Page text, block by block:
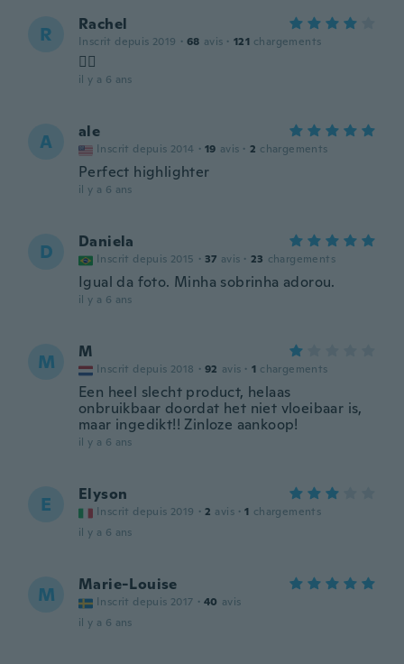
R Rachel
Inscrit depuis 2019 · 68 avis · 121 chargements
👍🏻
il y a 6 ans
A ale
Inscrit depuis 2014 · 19 avis · 2 chargements
Perfect highlighter
il y a 6 ans
D Daniela
Inscrit depuis 2015 · 37 avis · 23 chargements
Igual da foto. Minha sobrinha adorou.
il y a 6 ans
M M
Inscrit depuis 2018 · 92 avis · 1 chargements
Een heel slecht product, helaas
onbruikbaar doordat het niet vloeibaar is,
maar ingedikt!! Zinloze aankoop!
il y a 6 ans
E Elyson
Inscrit depuis 2019 · 2 avis · 1 chargements
il y a 6 ans
M Marie-Louise
Inscrit depuis 2017 · 40 avis
il y a 6 ans